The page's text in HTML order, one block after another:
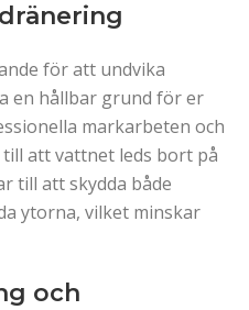
för att undvika
en hållbar grund för er
markarbeten och
att vattnet leds bort på
till att skydda både
ytorna, vilket minskar
och